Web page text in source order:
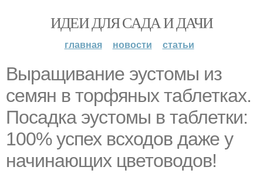
ИДЕИ ДЛЯ САДА И ДАЧИ
главная новости статьи
Выращивание эустомы из
семян в торфяных таблетках.
Посадка эустомы в таблетки:
100% успех всходов даже у
начинающих цветоводов!